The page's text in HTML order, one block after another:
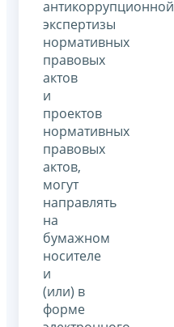
антикоррупционной
экспертизы
нормативных
правовых
актов
и
проектов
нормативных
правовых
актов,
могут
направлять
на
бумажном
носителе
и
(или) в
форме